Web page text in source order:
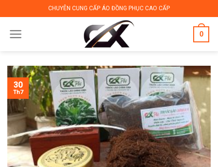
to
content
CHUYÊN CUNG CẤP ÁO ĐỒNG PHỤC CAO CẤP
0
30
Th7